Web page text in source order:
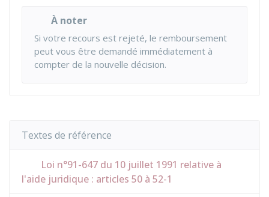
À noter
Si votre recours est rejeté, le remboursement
peut vous être demandé immédiatement à
compter de la nouvelle décision.
Textes de référence
Loi n°91-647 du 10 juillet 1991 relative à
l'aide juridique : articles 50 à 52-1